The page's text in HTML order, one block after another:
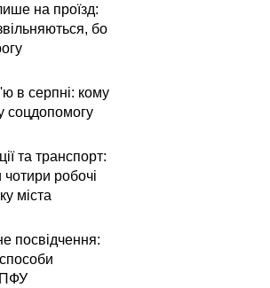
на проїзд:
бо
в серпні: кому
соцдопомогу
та транспорт:
робочі
міста
посвідчення:
ПФУ